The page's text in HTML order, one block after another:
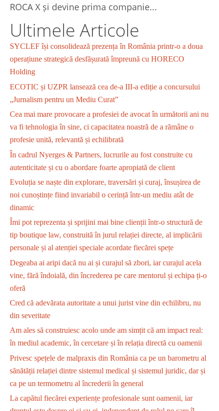
ROCA X și devine prima companie...
Ultimele Articole
SYCLEF își consolidează prezența în România printr-o a doua
operațiune strategică desfășurată împreună cu HORECO
Holding
ECOTIC și UZPR lansează cea de-a III-a ediție a concursului
„Jurnalism pentru un Mediu Curat”
Cea mai mare provocare a profesiei de avocat în următorii ani nu
va fi tehnologia în sine, ci capacitatea noastră de a rămâne o
profesie unită, relevantă și echilibrată
În cadrul Nyerges & Partners, lucrurile au fost construite cu
autenticitate și cu o abordare foarte apropiată de client
Evoluția se naște din explorare, traversări și curaj, însușirea de
noi cunoștințe fiind invariabil o cerință într-un mediu atât de
dinamic
Îmi pot reprezenta și sprijini mai bine clienții într-o structură de
tip boutique law, construită în jurul relației directe, al implicării
personale și al atenției speciale acordate fiecărei spețe
Degeaba ai aripi dacă nu ai și curajul să zbori, iar curajul acela
vine, fără îndoială, din încrederea pe care mentorul și echipa ți-o
oferă
Cred că adevărata autoritate a unui jurist vine din echilibru, nu
din severitate
Am ales să construiesc acolo unde am simțit că am impact real:
în mediul academic, în cercetare și în relația directă cu oamenii
Privesc spețele de malpraxis din România ca pe un barometru al
sănătății relației dintre sistemul medical și sistemul juridic, dar și
ca pe un termometru al încrederii în general
La capătul fiecărei experiențe profesionale sunt oamenii, iar